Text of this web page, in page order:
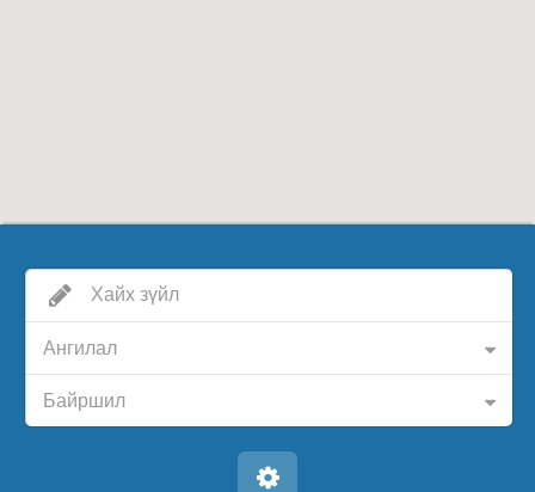
Ангилал
Байршил